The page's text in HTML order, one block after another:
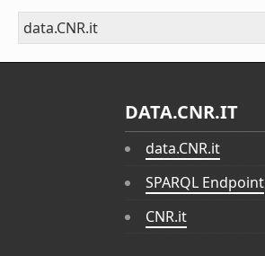
data.CNR.it
DATA.CNR.IT
data.CNR.it
SPARQL Endpoint
CNR.it